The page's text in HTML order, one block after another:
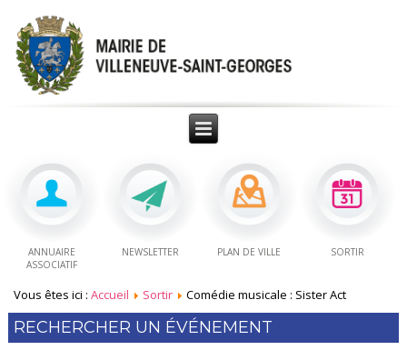
ANNUAIRE
ASSOCIATIF
NEWSLETTER PLAN DE VILLE SORTIR
Vous êtes ici :Accueil Sortir Comédie musicale : Sister Act
RECHERCHER UN ÉVÉNEMENT